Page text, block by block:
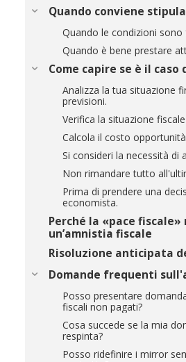
Quando conviene
Quando le condizioni sono
Quando è bene prestare
Come capire se è il caso
Analizza la tua situazione
previsioni.
Verifica la situazione
Calcola il costo
Si consideri la necessità di
Non rimandare tutto
Prima di prendere una
economista.
Perché la «pace fiscale»
un’amnistia fiscale
Risoluzione anticipata
Domande frequenti
Posso presentare
fiscali non pagati?
Cosa succede se la mia
respinta?
Posso ridefinire i mirror